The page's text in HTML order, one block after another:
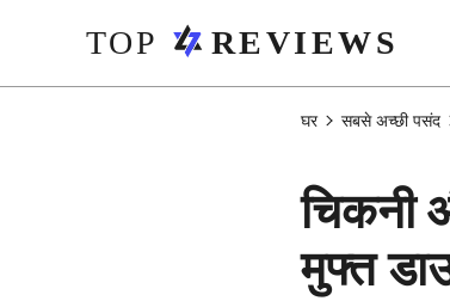
घर सबसे अच्छी पसंद
चिकनी
मुफ्त